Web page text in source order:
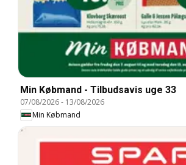
Min Købmand - Tilbudsavis uge 33
07/08/2026- 13/08/2026
Min Købmand